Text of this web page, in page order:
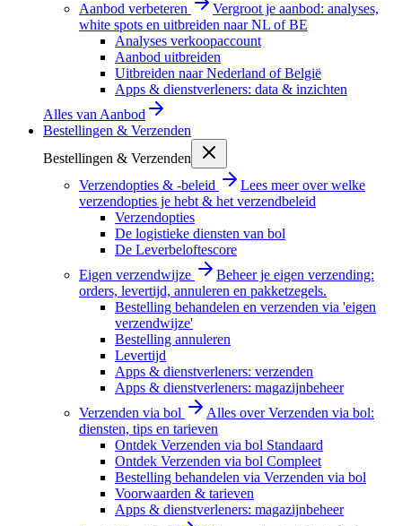
Aanbod verbeteren
Vergroot je aanbod: analyses,
white spots en uitbreiden naar NL of BE
Analyses verkoopaccount
Aanbod uitbreiden
Uitbreiden naar Nederland of België
Apps & dienstverleners: data & inzichten
Alles van Aanbod
Bestellingen & Verzenden
Bestellingen & Verzenden
Verzendopties & -beleid
Lees meer over welke
verzendopties je hebt & het verzendbeleid
Verzendopties
De logistieke diensten van bol
De Leverbeloftescore
Eigen verzendwijze
Beheer je eigen verzending:
orders, levertijd, annuleren en pakketzegels.
Bestelling behandelen en verzenden via 'eigen
verzendwijze'
Bestelling annuleren
Levertijd
Apps & dienstverleners: verzenden
Apps & dienstverleners: magazijnbeheer
Verzenden via bol
Alles over Verzenden via bol:
diensten, tips en tarieven
Ontdek Verzenden via bol Standaard
Ontdek Verzenden via bol Compleet
Bestelling behandelen via Verzenden via bol
Voorwaarden & tarieven
Apps & dienstverleners: magazijnbeheer